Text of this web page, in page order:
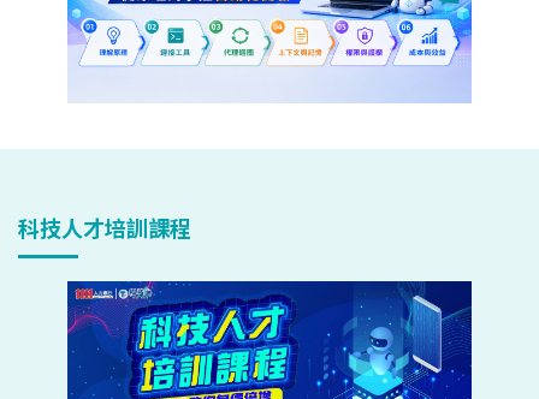
科技人才培訓課程